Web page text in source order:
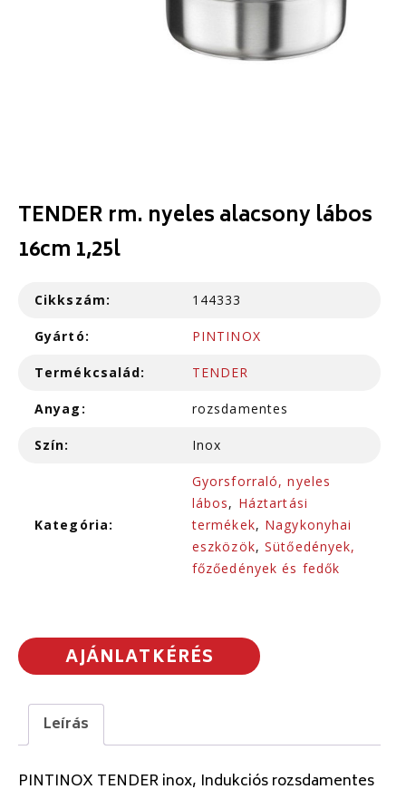
TENDER rm. nyeles alacsony lábos
16cm 1,25l
Cikkszám: 144333
Gyártó: PINTINOX
Termékcsalád: TENDER
Anyag: rozsdamentes
Szín: Inox
Kategória:
Gyorsforraló, nyeles
lábos, Háztartási
termékek, Nagykonyhai
eszközök,Sütőedények,
főzőedények és fedők
AJÁNLATKÉRÉS
Leírás
PINTINOX TENDER inox, Indukciós rozsdamentes